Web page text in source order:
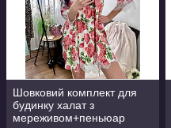
Шовковий комплект для
будинку халат з
мереживом+пеньюар